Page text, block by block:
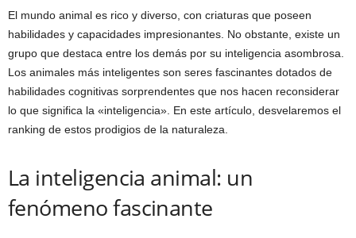
El mundo animal es rico y diverso, con criaturas que poseen
habilidades y capacidades impresionantes. No obstante, existe un
grupo que destaca entre los demás por su inteligencia asombrosa.
Los animales más inteligentes son seres fascinantes dotados de
habilidades cognitivas sorprendentes que nos hacen reconsiderar
lo que significa la «inteligencia». En este artículo, desvelaremos el
ranking de estos prodigios de la naturaleza.
La inteligencia animal: un
fenómeno fascinante